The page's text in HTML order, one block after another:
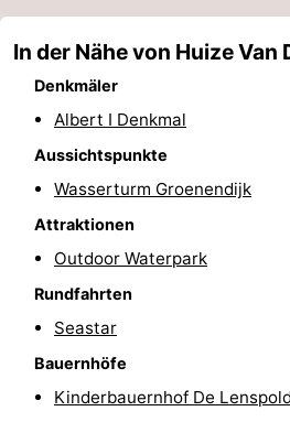
Spielplätze
Minigolfplätze
Wellness-
Städte
Natur
Sport
Schwimmbader
Radfahren
Wandern
In der Nähe von Huize Van
Denkmäler
Albert I Denkmal
Aussichtspunkte
Wasserturm Groenendijk
Attraktionen
Outdoor Waterpark
Rundfahrten
Seastar
Bauernhöfe
Kinderbauernhof De